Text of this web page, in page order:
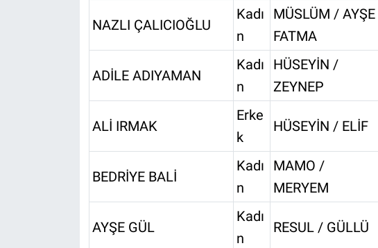
NAZLI ÇALICIOĞLU
Kadı
n
MÜSLÜM / AYŞE
FATMA
ADİLE ADIYAMAN
Kadı
n
HÜSEYİN /
ZEYNEP
ALİ IRMAK
Erke
k
HÜSEYİN / ELİF
BEDRİYE BALİ
Kadı
n
MAMO /
MERYEM
AYŞE GÜL
Kadı
n
RESUL / GÜLLÜ